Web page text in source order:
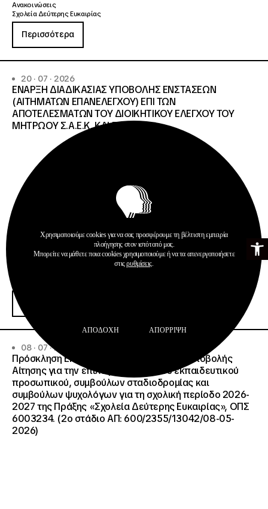
Ανοίξτε
Ανακοινώσεις
Σχολεία Δεύτερης Ευκαιρίας
Περισσότερα
20 · 07 · 2026
ΕΝΑΡΞΗ ΔΙΑΔΙΚΑΣΙΑΣ ΥΠΟΒΟΛΗΣ ΕΝΣΤΑΣΕΩΝ
(ΑΙΤΗΜΑΤΩΝ ΕΠΑΝΕΛΕΓΧΟΥ) ΕΠΙ ΤΩΝ
ΑΠΟΤΕΛΕΣΜΑΤΩΝ ΤΟΥ ΔΙΟΙΚΗΤΙΚΟΥ ΕΛΕΓΧΟΥ ΤΟΥ
ΜΗΤΡΩΟΥ Σ.Α.Ε.Κ. ΚΑΙ Ε.Σ.Κ.»
08 · 07 · 2026
Πρόσκληση Εκδήλωσης Ενδιαφέροντος Υποβολής
Αίτησης για την επιλογή ωρομίσθιου εκπαιδευτικού
προσωπικού, συμβούλων σταδιοδρομίας και
συμβούλων ψυχολόγων για τη σχολική περίοδο 2026-
2027 της Πράξης «Σχολεία Δεύτερης Ευκαιρίας», ΟΠΣ
6003234. (2ο στάδιο ΑΠ: 600/2355/13042/08-05-
2026)
Χρησιμοποιούμε cookies για να σας προσφέρουμε τη βέλτιστη εμπειρία
πλοήγησης στον ιστότοπό μας.
Μπορείτε να μάθετε ποια cookies χρησιμοποιούμε ή να τα απενεργοποιήσετε
στιςρυθμίσεις.
ΑΠΟΔΟΧΉ ΑΠΌΡΡΙΨΗ